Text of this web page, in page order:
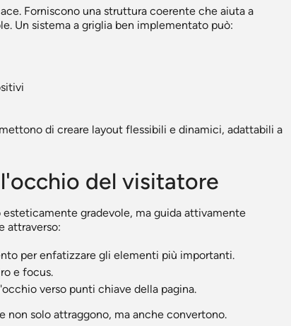
Forniscono una struttura coerente che aiuta a
Un sistema a griglia ben implementato può:
di creare layout flessibili e dinamici, adattabili a
del visitatore
gradevole, ma guida attivamente
attraverso:
per enfatizzare gli elementi più importanti.
e focus.
verso punti chiave della pagina.
non solo attraggono, ma anche convertono.